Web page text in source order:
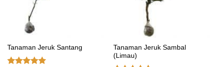
Tanaman Jeruk Santang
Tanaman Jeruk Sambal
(Limau)